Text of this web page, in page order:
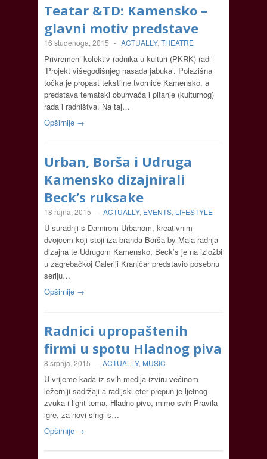
Teatar &TD: Kamensko –
glavni motiv predstave
16 studenoga, 2015 - ACTUALLY, THEATRE
Privremeni kolektiv radnika u kulturi (PKRK) radi
‘Projekt višegodišnjeg nasada jabuka’. Polazišna
točka je propast tekstilne tvornice Kamensko, a
predstava tematski obuhvaća i pitanje (kulturnog)
rada i radništva. Na taj…
Opširnije →
Urban, Borša i Udruga
Kamensko dizajnirali
Beck’s ruksake
18 rujna, 2015 - ACTUALLY, EVENTS, LIFESTYLE
U suradnji s Damirom Urbanom, kreativnim
dvojcem koji stoji iza branda Borša by Mala radnja
dizajna te Udrugom Kamensko, Beck’s je na izložbi
u zagrebačkoj Galeriji Kranjčar predstavio posebnu
seriju…
Opširnije →
Radnici upropaštenih
firmi u spotu Hladnog piva
8 srpnja, 2015 - ACTUALLY, MUSIC
U vrijeme kada iz svih medija izviru većinom
ležerniji sadržaji a radijski eter prepun je ljetnog
zvuka i light tema, Hladno pivo, mimo svih Pravila
igre, za novi singl s…
Opširnije →